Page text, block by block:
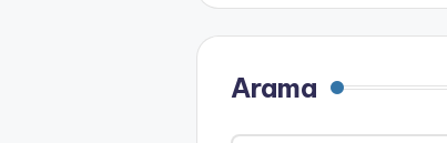
Arama